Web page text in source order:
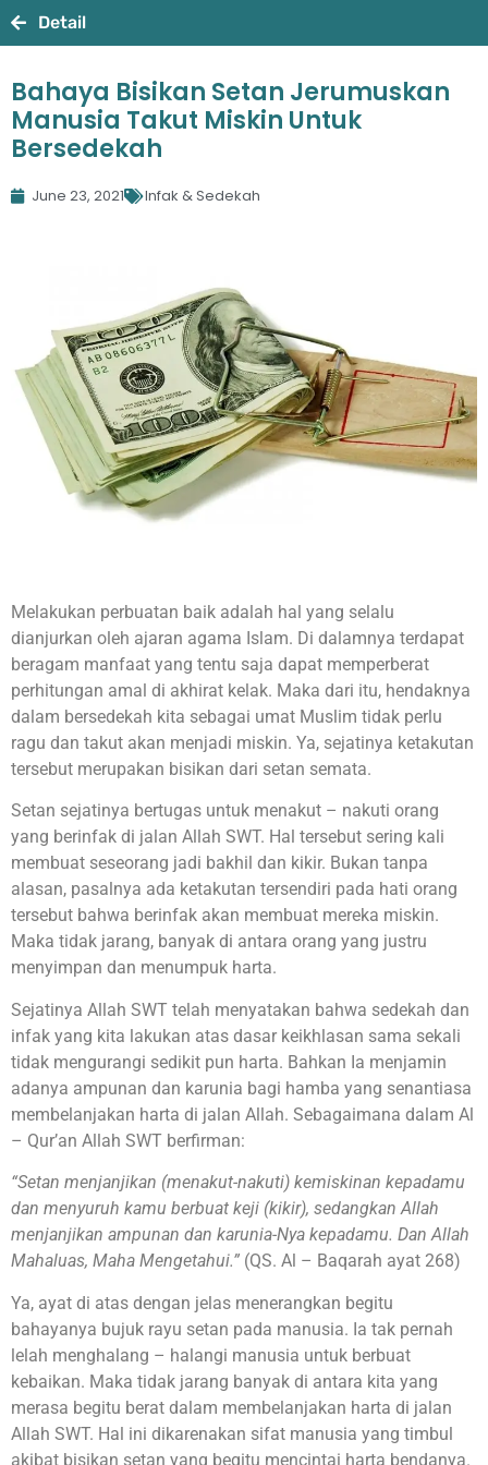
Detail
Bahaya Bisikan Setan Jerumuskan
Manusia Takut Miskin Untuk
Bersedekah
June 23, 2021 Infak & Sedekah
Melakukan perbuatan baik adalah hal yang selalu
dianjurkan oleh ajaran agama Islam. Di dalamnya terdapat
beragam manfaat yang tentu saja dapat memperberat
perhitungan amal di akhirat kelak. Maka dari itu, hendaknya
dalam bersedekah kita sebagai umat Muslim tidak perlu
ragu dan takut akan menjadi miskin. Ya, sejatinya ketakutan
tersebut merupakan bisikan dari setan semata.
Setan sejatinya bertugas untuk menakut – nakuti orang
yang berinfak di jalan Allah SWT. Hal tersebut sering kali
membuat seseorang jadi bakhil dan kikir. Bukan tanpa
alasan, pasalnya ada ketakutan tersendiri pada hati orang
tersebut bahwa berinfak akan membuat mereka miskin.
Maka tidak jarang, banyak di antara orang yang justru
menyimpan dan menumpuk harta.
Sejatinya Allah SWT telah menyatakan bahwa sedekah dan
infak yang kita lakukan atas dasar keikhlasan sama sekali
tidak mengurangi sedikit pun harta. Bahkan Ia menjamin
adanya ampunan dan karunia bagi hamba yang senantiasa
membelanjakan harta di jalan Allah. Sebagaimana dalam Al
– Qur’an Allah SWT berfirman:
“Setan menjanjikan (menakut-nakuti) kemiskinan kepadamu
dan menyuruh kamu berbuat keji (kikir), sedangkan Allah
menjanjikan ampunan dan karunia-Nya kepadamu. Dan Allah
Mahaluas, Maha Mengetahui.” (QS. Al – Baqarah ayat 268)
Ya, ayat di atas dengan jelas menerangkan begitu
bahayanya bujuk rayu setan pada manusia. Ia tak pernah
lelah menghalang – halangi manusia untuk berbuat
kebaikan. Maka tidak jarang banyak di antara kita yang
merasa begitu berat dalam membelanjakan harta di jalan
Allah SWT. Hal ini dikarenakan sifat manusia yang timbul
akibat bisikan setan yang begitu mencintai harta bendanya.